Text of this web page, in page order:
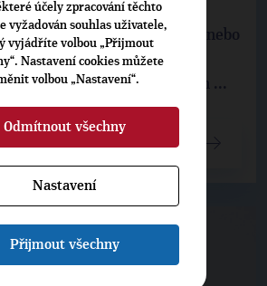
Kocábová, Pavel Nový nebo
dnes přišli podpořit
telefonováním ...
účely zpracování těchto
vyžadován souhlas uživatele,
vyjádříte volbou „Přijmout
Nastavení cookies můžete
volbou „Nastavení“.
Odmítnout všechny
Nastavení
Přijmout všechny